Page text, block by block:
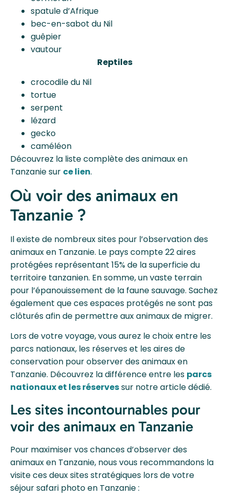
spatule d’Afrique
bec-en-sabot du Nil
guêpier
vautour
Reptiles
crocodile du Nil
tortue
serpent
lézard
gecko
caméléon
Découvrez la liste complète des animaux en
Tanzanie sur ce lien.
Où voir des animaux en
Tanzanie ?
Il existe de nombreux sites pour l’observation des
animaux en Tanzanie. Le pays compte 22 aires
protégées représentant 15% de la superficie du
territoire tanzanien. En somme, un vaste terrain
pour l’épanouissement de la faune sauvage. Sachez
également que ces espaces protégés ne sont pas
clôturés afin de permettre aux animaux de migrer.
Lors de votre voyage, vous aurez le choix entre les
parcs nationaux, les réserves et les aires de
conservation pour observer des animaux en
Tanzanie. Découvrez la différence entre les parcs
nationaux et les réservessur notre article dédié.
Les sites incontournables pour
voir des animaux en Tanzanie
Pour maximiser vos chances d’observer des
animaux en Tanzanie, nous vous recommandons la
visite ces deux sites stratégiques lors de votre
séjour safari photo en Tanzanie :